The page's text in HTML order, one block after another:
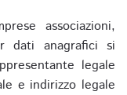
associazioni,
dati anagrafici si
legale
e indirizzo legale